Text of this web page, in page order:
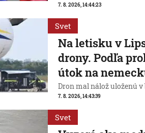
7. 8. 2026, 14:44:23
Svet
Na letisku v
drony. Podľa
útok na
Dron mal nálož uloženú
7. 8. 2026, 14:43:39
Svet